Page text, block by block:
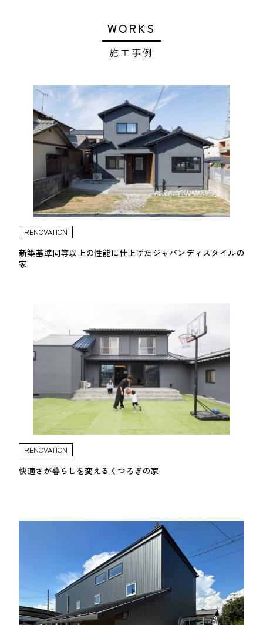
WORKS
施工事例
RENOVATION
新築基準同等以上の性能に仕上げたジャパンディスタイルの
RENOVATION